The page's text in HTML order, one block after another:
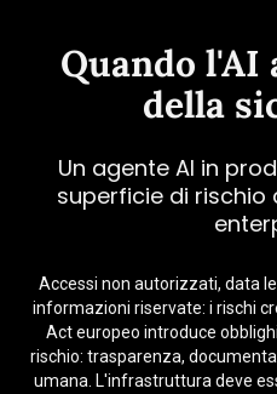
Quando l'AI
della
Un agente AI in
superficie di rischio
Accessi non autorizzati, data
informazioni riservate: i rischi
Act europeo introduce
rischio: trasparenza,
umana. L'infrastruttura deve